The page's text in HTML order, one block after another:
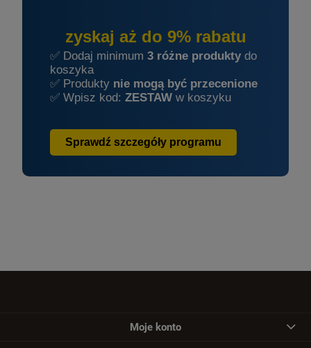
zyskaj aż do 9% rabatu
✅ Dodaj minimum 3 różne produkty do
koszyka
✅ Produkty nie mogą być przecenione
✅ Wpisz kod: ZESTAW w koszyku
Sprawdź szczegóły programu
Moje konto